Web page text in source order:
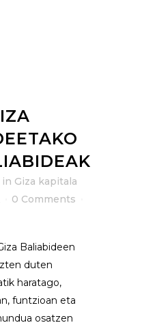
in Giza kapitala
0 Comments
Baliabideen
duten
haratago,
funtzioan eta
osatzen